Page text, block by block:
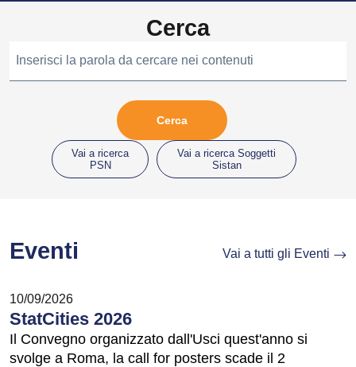
Cerca
Inserisci la parola da cercare nei contenuti
Vai a ricerca
PSN
Vai a ricerca Soggetti
Sistan
Eventi Vai a tutti gli Eventi
10/09/2026
StatCities 2026
Il Convegno organizzato dall'Usci quest'anno si
svolge a Roma, la call for posters scade il 2